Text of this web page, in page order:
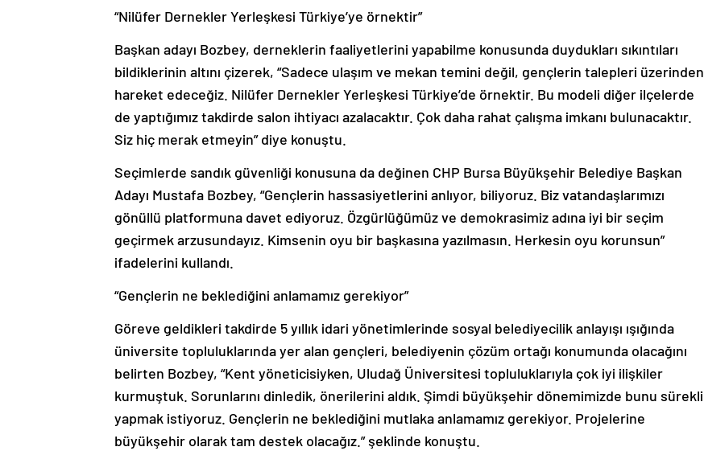
“Nilüfer Dernekler Yerleşkesi Türkiye’ye örnektir”
Başkan adayı Bozbey, derneklerin faaliyetlerini yapabilme konusunda duydukları sıkıntıları
bildiklerinin altını çizerek, “Sadece ulaşım ve mekan temini değil, gençlerin talepleri üzerinden
hareket edeceğiz. Nilüfer Dernekler Yerleşkesi Türkiye’de örnektir. Bu modeli diğer ilçelerde
de yaptığımız takdirde salon ihtiyacı azalacaktır. Çok daha rahat çalışma imkanı bulunacaktır.
Siz hiç merak etmeyin” diye konuştu.
Seçimlerde sandık güvenliği konusuna da değinen CHP Bursa Büyükşehir Belediye Başkan
Adayı Mustafa Bozbey, “Gençlerin hassasiyetlerini anlıyor, biliyoruz. Biz vatandaşlarımızı
gönüllü platformuna davet ediyoruz. Özgürlüğümüz ve demokrasimiz adına iyi bir seçim
geçirmek arzusundayız. Kimsenin oyu bir başkasına yazılmasın. Herkesin oyu korunsun”
ifadelerini kullandı.
“Gençlerin ne beklediğini anlamamız gerekiyor”
Göreve geldikleri takdirde 5 yıllık idari yönetimlerinde sosyal belediyecilik anlayışı ışığında
üniversite topluluklarında yer alan gençleri, belediyenin çözüm ortağı konumunda olacağını
belirten Bozbey, “Kent yöneticisiyken, Uludağ Üniversitesi topluluklarıyla çok iyi ilişkiler
kurmuştuk. Sorunlarını dinledik, önerilerini aldık. Şimdi büyükşehir dönemimizde bunu sürekli
yapmak istiyoruz. Gençlerin ne beklediğini mutlaka anlamamız gerekiyor. Projelerine
büyükşehir olarak tam destek olacağız.” şeklinde konuştu.